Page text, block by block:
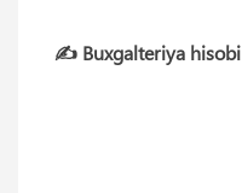
✍️ Buxgalteriya